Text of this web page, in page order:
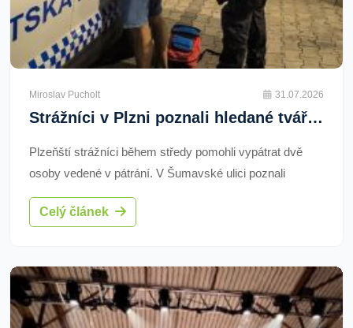
Miroslav Pucholt 31.07.2026
Strážníci v Plzni poznali hledané tváře. Našli chlapce na útěku z DDU i muže v celostátním pátrání
Plzeňští strážníci během středy pomohli vypátrat dvě
osoby vedené v pátrání. V Šumavské ulici poznali
nezletilého chlapce, který byl na útěku z pobytového
zařízení. Večer pak na parkovišti v Sukově ulici zastavili
Celý článek